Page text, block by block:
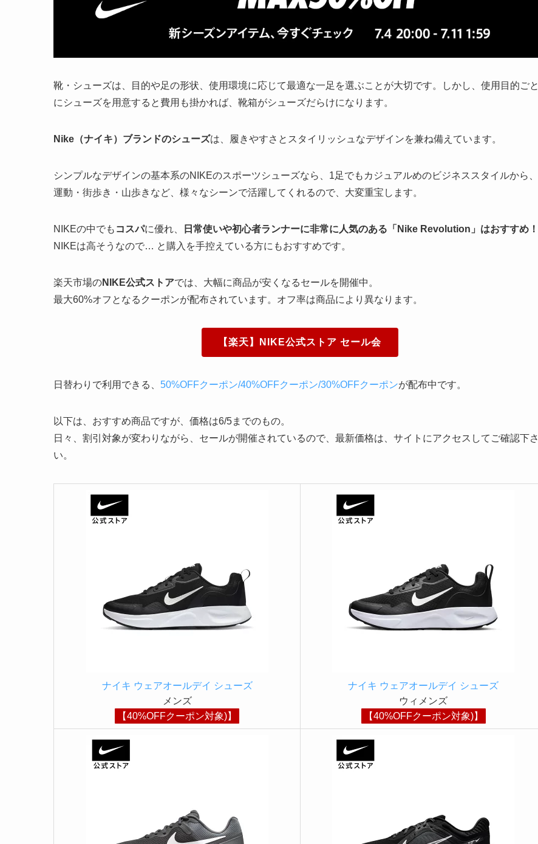
靴・シューズは、目的や足の形状、使用環境に応じて最適な一足を選ぶことが大切です。しかし、使用目的ごと
にシューズを用意すると費用も掛かれば、靴箱がシューズだらけになります。
Nike（ナイキ）ブランドのシューズは、履きやすさとスタイリッシュなデザインを兼ね備えています。
シンプルなデザインの基本系のNIKEのスポーツシューズなら、1足でもカジュアルめのビジネススタイルから、
運動・街歩き・山歩きなど、様々なシーンで活躍してくれるので、大変重宝します。
NIKEの中でも コスパに優れ、
日常使いや初心者ランナーに非常に人気のある「Nike Revolution」はおすすめ！
NIKEは高そうなので… と購入を手控えている方にもおすすめです。
楽天市場のNIKE公式ストアでは、大幅に商品が安くなるセールを開催中。
最大60%オフとなるクーポンが配布されています。オフ率は商品により異なります。
【楽天】NIKE公式ストア セール会
日替わりで利用できる、 50%OFFクーポン/40%OFFクーポン/30%OFFクーポンが配布中です。
以下は、おすすめ商品ですが、価格は6/5までのもの。
日々、割引対象が変わりながら、セールが開催されているので、最新価格は、サイトにアクセスしてご確認下さ
い。
ナイキ ウェアオールデイ シューズ
メンズ
【40%OFFクーポン対象)】
ナイキ ウェアオールデイ シューズ
ウィメンズ
【40%OFFクーポン対象)】